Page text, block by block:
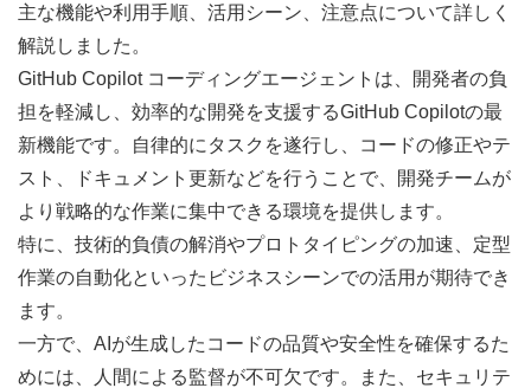
主な機能や利用手順、活用シーン、注意点について詳しく
解説しました。
GitHub Copilot コーディングエージェントは、開発者の負
担を軽減し、効率的な開発を支援するGitHub Copilotの最
新機能です。自律的にタスクを遂行し、コードの修正やテ
スト、ドキュメント更新などを行うことで、開発チームが
より戦略的な作業に集中できる環境を提供します。
特に、技術的負債の解消やプロトタイピングの加速、定型
作業の自動化といったビジネスシーンでの活用が期待でき
ます。
一方で、AIが生成したコードの品質や安全性を確保するた
めには、人間による監督が不可欠です。また、セキュリテ